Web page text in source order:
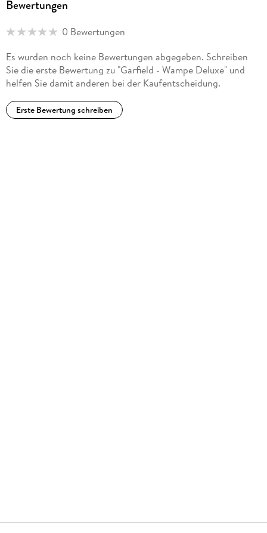
täglich erscheinenden Strip anzufertigen. Seine erste Figur
seineErfahrungen in den Entwurf eines neuen Protagonisten
Bewertungen
0 Bewertungen
Es wurden noch keine Bewertungen abgegeben. Schreiben
Sie die erste Bewertung zu "Garfield - Wampe Deluxe" und
helfen Sie damit anderen bei der Kaufentscheidung.
Erste Bewertung schreiben